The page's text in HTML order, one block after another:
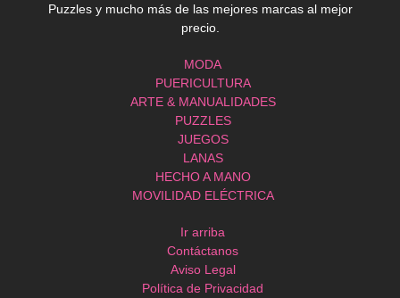
Puzzles y mucho más de las mejores marcas al mejor
precio.
MODA
PUERICULTURA
ARTE & MANUALIDADES
PUZZLES
JUEGOS
LANAS
HECHO A MANO
MOVILIDAD ELÉCTRICA
Ir arriba
Contáctanos
Aviso Legal
Política de Privacidad